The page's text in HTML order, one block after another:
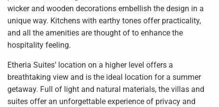
wicker and wooden decorations embellish the design in a
unique way. Kitchens with earthy tones offer practicality,
and all the amenities are thought of to enhance the
hospitality feeling.
Etheria Suites’ location on a higher level offers a
breathtaking view and is the ideal location for a summer
getaway. Full of light and natural materials, the villas and
suites offer an unforgettable experience of privacy and